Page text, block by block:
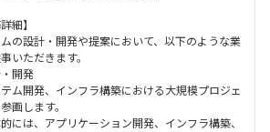
細】
の設計・開発や提案において、以下のような業
いただきます。
開発
テム開発、インフラ構築における大規模プロジェ
画します。
には、アプリケーション開発、インフラ構築、